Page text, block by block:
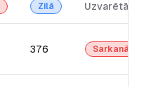
Zilā Uzvarētājs
376 Sarkanā